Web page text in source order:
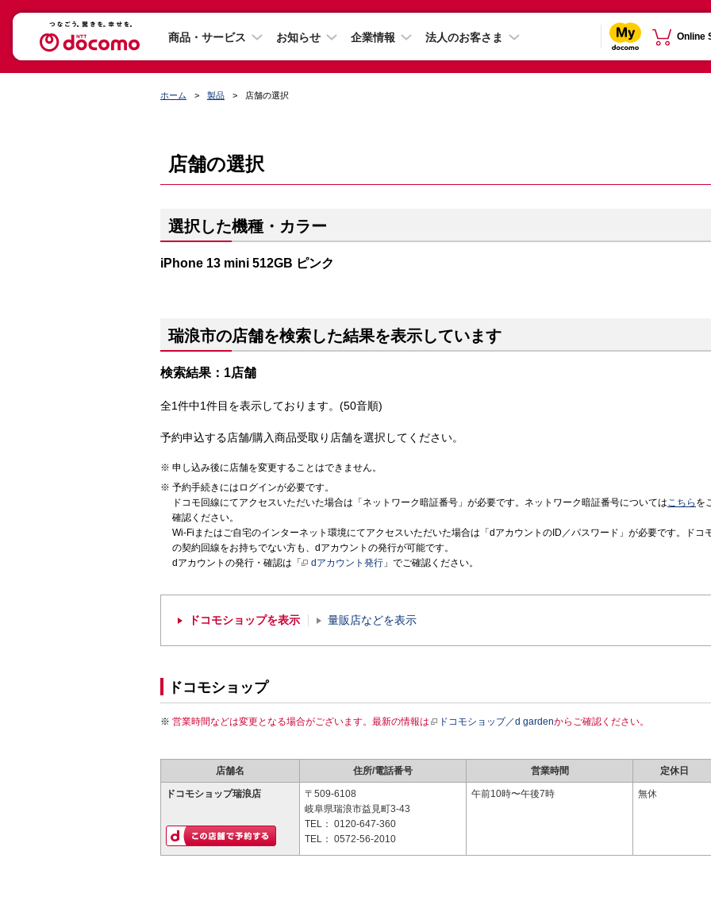
商品・サービス お知らせ 企業情報 法人のお客さま Online
ホーム 製品 店舗の選択
店舗の選択
選択した機種・カラー
iPhone 13 mini 512GB ピンク
瑞浪市の店舗を検索した結果を表示しています
検索結果：1店舗
全1件中1件目を表示しております。(50音順)
予約申込する店舗/購入商品受取り店舗を選択してください。
申し込み後に店舗を変更することはできません。
予約手続きにはログインが必要です。
ドコモ回線にてアクセスいただいた場合は「ネットワーク暗証番号」が必要です。ネットワーク暗証番号についてはこちら を
確認ください。
Wi-Fiまたはご自宅のインターネット環境にてアクセスいただいた場合は「dアカウントのID／パスワード」が必要です。ドコ
の契約回線をお持ちでない方も、dアカウントの発行が可能です。
dアカウントの発行・確認は「
dアカウント発行 」でご確認ください。
ドコモショップを表示 量販店などを表示
ドコモショップ
営業時間などは変更となる場合がございます。最新の情報は ドコモショップ／d gardenからご確認ください。
店舗名 住所/電話番号 営業時間 定休日
ドコモショップ瑞浪店
〒509-6108
岐阜県瑞浪市益見町3-43
TEL： 0120-647-360
TEL： 0572-56-2010
午前10時〜午後7時 無休